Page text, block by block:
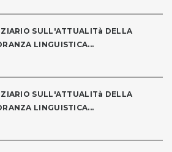
SULL'ATTUALITà DELLA
LINGUISTICA...
SULL'ATTUALITà DELLA
LINGUISTICA...